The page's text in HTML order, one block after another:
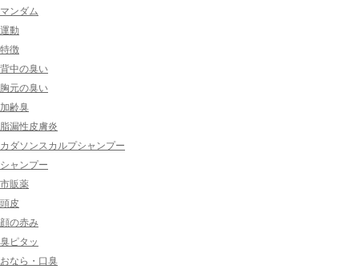
マンダム
運動
特徴
背中の臭い
胸元の臭い
加齢臭
脂漏性皮膚炎
カダソンスカルプシャンプー
シャンプー
市販薬
頭皮
顔の赤み
臭ピタッ
おなら・口臭